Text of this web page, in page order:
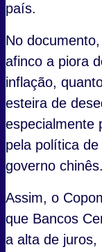
país.
No
afinco a piora
inflação,
esteira de
especialmente
pela política
governo chinês.
Assim, o
que Bancos
a alta de juros,